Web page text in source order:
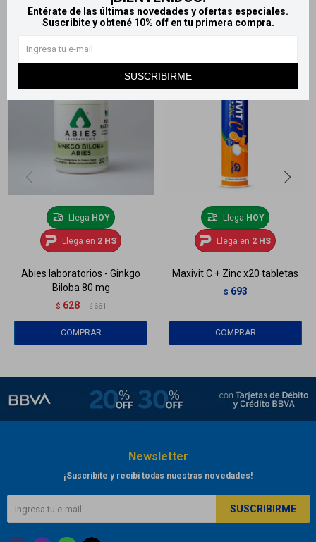
Entérate de las últimas novedades y ofertas especiales.
Suscribite y obtené 10% off en tu primera compra.
SUSCRIBIRME
Productos que te pueden interesar
Llega HOY
Llega en 2 HS
Abies laboratorios - Ginkgo
Biloba 80 mg
$ 628 $ 661
Llega HOY
Llega en 2 HS
Maxivit C + Zinc x20 tabletas
$ 693
Newsletter
¡Suscribite y recibí todas nuestras novedades!
SUSCRIBIRME